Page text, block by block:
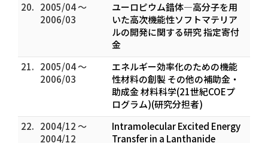
20. 2005/04 ～
2006/03
ユーロピウム錯体―高分子を用
いた高次機能性ソフトマテリア
ルの開発に関する研究 指定寄付
金
21. 2005/04 ～
2006/03
エネルギー効率化のための機能
性材料の創製 その他の補助金・
助成金 材料科学(21世紀COEプ
ログラム)(研究分担者)
22. 2004/12 ～
2004/12
Intramolecular Excited Energy
Transfer in a Lanthanide